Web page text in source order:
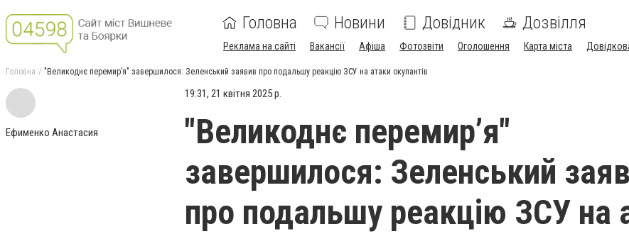
Головна Новини Довідник Дозвілля
Реклама на сайті Вакансії Афіша Фотозвіти Оголошення Карта міста
Головна "Великоднє перемир’я" завершилося: Зеленський заявив про подальшу реакцію ЗСУ на атаки окупантів
Ефименко Анастасия
19:31, 21 квітня 2025 р.
"Великоднє перемир’я"
завершилося: Зеленський
про подальшу реакцію ЗСУ на